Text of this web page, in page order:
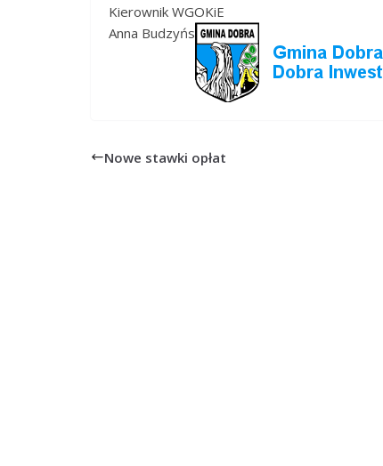
Kierownik WGOKiE
Anna Budzyńs
Nowe stawki opłat